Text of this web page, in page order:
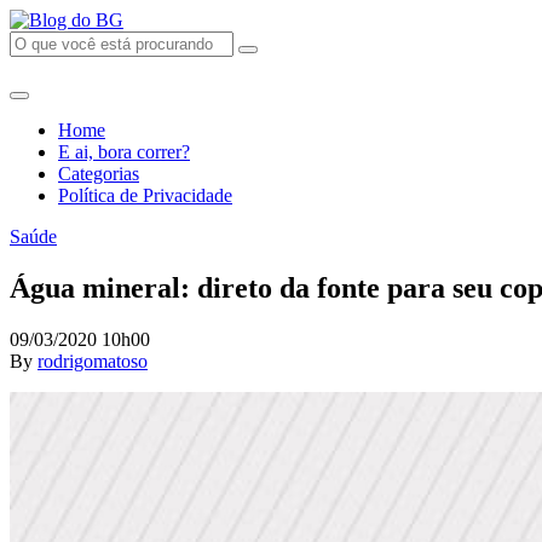
Home
E ai, bora correr?
Categorias
Política de Privacidade
Saúde
Água mineral: direto da fonte para seu
09/03/2020 10h00
By rodrigomatoso